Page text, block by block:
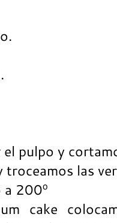
pulpo y
troceamos las
a 200º
cake